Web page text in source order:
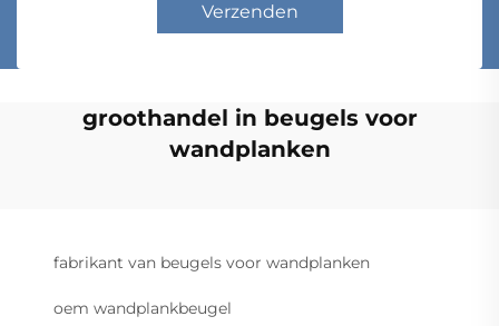
Verzenden
groothandel in beugels voor
wandplanken
fabrikant van beugels voor wandplanken
oem wandplankbeugel